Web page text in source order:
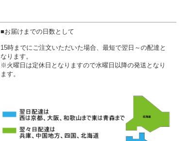
■お届けまでの日数として
15時までにご注文いただいた場合、最短で翌日～の配達と
なります。
※火曜日は定休日となりますので水曜日以降の発送となり
ます。